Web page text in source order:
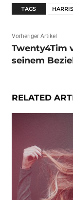
TAGS
Vorheriger Artikel
Twenty4Tim
seinem
RELATED